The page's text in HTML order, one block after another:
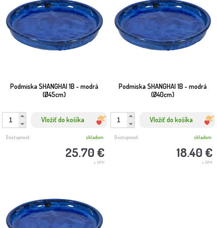
Podmiska SHANGHAI 1B - modrá
(Ø45cm)
Vložiť do košíka
25.70 €
s DPH
Dostupnosť: skladom
Podmiska SHANGHAI 1B - modrá
(Ø40cm)
Vložiť do košíka
18.40 €
s DPH
Dostupnosť: skladom